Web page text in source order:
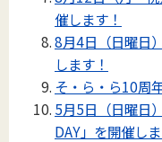
催します！
8月4日（日曜日
します！
そ・ら・ら10周
5月5日（日曜日
DAY」を開催しま